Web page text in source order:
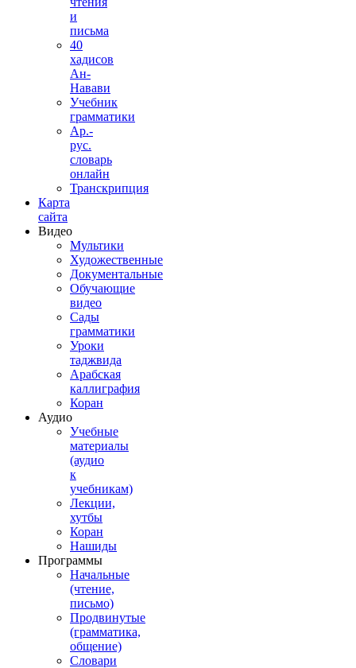
и
письма
40
хадисов
Ан-
Навави
Учебник
грамматики
Ар.-
рус.
словарь
онлайн
Транскрипция
Карта
сайта
Видео
Мультики
Художественные
Документальные
Обучающие
видео
Сады
грамматики
Уроки
таджвида
Арабская
каллиграфия
Коран
Аудио
Учебные
материалы
(аудио
к
учебникам)
Лекции,
хутбы
Коран
Нашиды
Программы
Начальные
(чтение,
письмо)
Продвинутые
(грамматика,
общение)
Словари